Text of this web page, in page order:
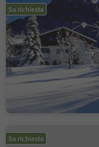
Su richiesta
Su richiesta